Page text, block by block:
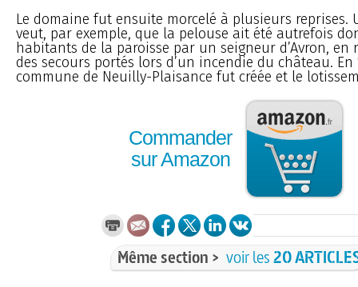
Le domaine fut ensuite morcelé à plusieurs reprises.
veut, par exemple, que la pelouse ait été autrefois
habitants de la paroisse par un seigneur d’Avron, en
des secours portés lors d’un incendie du château. En
commune de Neuilly-Plaisance fut créée et le
Commander
sur Amazon
Même section > voir les20